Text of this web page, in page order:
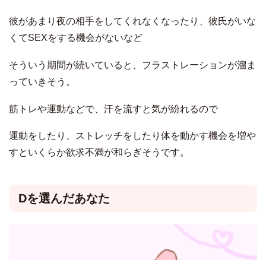
彼があまり夜の相手をしてくれなくなったり、彼氏がいな
くてSEXをする機会がないなど
そういう期間が続いていると、フラストレーションが溜ま
っていきそう。
筋トレや運動などで、汗を流すと気が紛れるので
運動をしたり、ストレッチをしたり体を動かす機会を増や
すといくらか欲求不満が和らぎそうです。
Dを選んだあなた